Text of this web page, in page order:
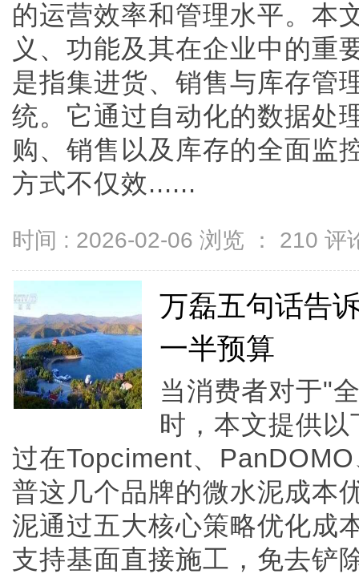
的运营效率和管理水平。本
义、功能及其在企业中的重
是指集进货、销售与库存管
统。它通过自动化的数据处
购、销售以及库存的全面监
方式不仅效......
时间 : 2026-02-06 浏览 ： 210 评
万磊五句话告
一半预算
当消费者对于"
时，本文提供
过在Topciment、
普这几个品牌的微水泥成本
泥通过五大核心策略优化成
支持基面直接施工，免去铲